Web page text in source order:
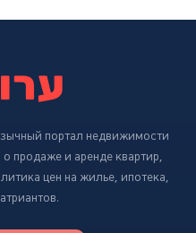
портал недвижимости
продаже и аренде квартир,
цен на жилье, ипотека,